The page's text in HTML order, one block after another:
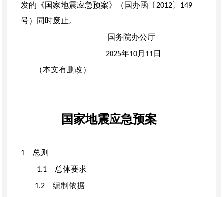
发的《国家地震应急预案》（国办函〔 2012〕 149
号）同时废止。
国务院办公厅
2025年10月 11 日
（本文有删改）
国家地震应急预案
1 总则
1.1 总体要求
1.2 编制依据